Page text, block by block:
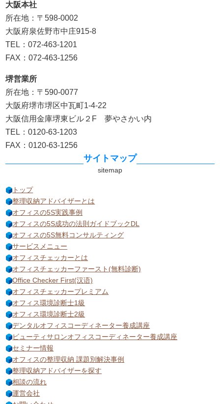
大阪本社
所在地：〒598-0002
大阪府泉佐野市中庄915-8
TEL：072-463-1201
FAX：072-463-1256
堺営業所
所在地：〒590-0077
大阪府堺市堺区中瓦町1-4-22
大阪信用金庫堺東ビル２F 夢やさかい内
TEL：0120-63-1203
FAX：0120-63-1256
サイトマップ
トップ
整理収納アドバイザーとは
オフィスの5S実践事例
オフィスの5S成功の法則ガイドブックDL
オフィスの5S無料コンサルティング
サービスメニュー
オフィスチェッカーとは
オフィスチェッカーファースト(無料診断)
Office Checker First(汉语)
オフィスチェッカープレミアム
オフィス環境診断士1級
オフィス環境診断士2級
デンタルオフィスコーディネーター養成講座
ビューティサロンオフィスコーディネーター養成講座
セミナー情報
オフィスの整理収納 課題別解決事例
整理収納アドバイザーを探す
相談の流れ
運営会社